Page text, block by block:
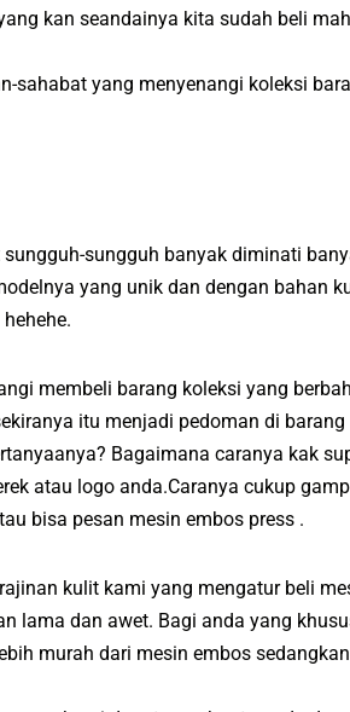
kan seandainya kita sudah beli
sahabat yang menyenangi koleksi
sungguh banyak diminati
yang unik dan dengan bahan
membeli barang koleksi yang
itu menjadi pedoman di
Bagaimana caranya kak
atau logo anda.Caranya cukup
bisa pesan mesin embos press .
kulit kami yang mengatur beli
lama dan awet. Bagi anda yang
murah dari mesin embos